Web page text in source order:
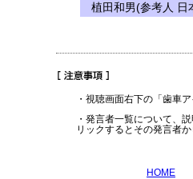
植田和男(参考人 日
・視聴画面右下の「歯車
・発言者一覧について、
リックするとその発言者
HOME